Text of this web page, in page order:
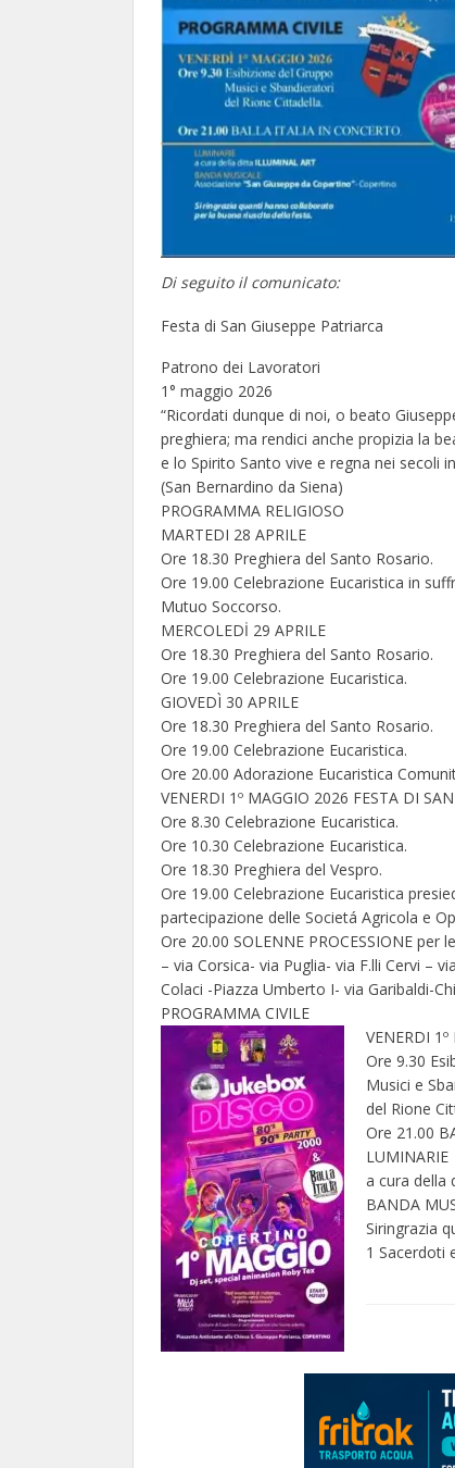
Di seguito il comunicato:
Festa di San Giuseppe Patriarca
Patrono dei Lavoratori
1° maggio 2026
“Ricordati dunque di noi, o beato
preghiera; ma rendici anche propizia la
e lo Spirito Santo vive e regna nei secoli
(San Bernardino da Siena)
PROGRAMMA RELIGIOSO
MARTEDI 28 APRILE
Ore 18.30 Preghiera del Santo Rosario.
Ore 19.00 Celebrazione Eucaristica in
Mutuo Soccorso.
MERCOLEDİ 29 APRILE
Ore 18.30 Preghiera del Santo Rosario.
Ore 19.00 Celebrazione Eucaristica.
GIOVEDÌ 30 APRILE
Ore 18.30 Preghiera del Santo Rosario.
Ore 19.00 Celebrazione Eucaristica.
Ore 20.00 Adorazione Eucaristica
VENERDI 1º MAGGIO 2026 FESTA DI
Ore 8.30 Celebrazione Eucaristica.
Ore 10.30 Celebrazione Eucaristica.
Ore 18.30 Preghiera del Vespro.
Ore 19.00 Celebrazione Eucaristica
partecipazione delle Societá Agricola e
Ore 20.00 SOLENNE PROCESSIONE
– via Corsica- via Puglia- via F.lli Cervi –
Colaci -Piazza Umberto I- via Garibaldi-
PROGRAMMA CIVILE
VENERDI
Ore 9.30
Musici e
del Rione
Ore 21.00
LUMINARIE
a cura della
BANDA
Siringrazia
1 Sacerdoti